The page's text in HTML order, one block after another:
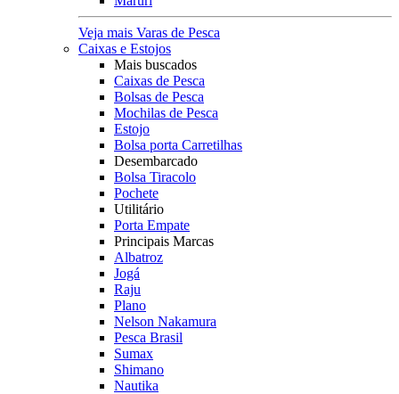
Veja mais Varas de Pesca
Caixas e Estojos
Mais buscados
Caixas de Pesca
Bolsas de Pesca
Mochilas de Pesca
Estojo
Bolsa porta Carretilhas
Desembarcado
Bolsa Tiracolo
Pochete
Utilitário
Porta Empate
Principais Marcas
Albatroz
Jogá
Raju
Plano
Nelson Nakamura
Pesca Brasil
Sumax
Shimano
Nautika